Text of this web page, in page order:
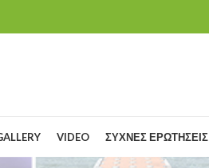
VIDEO ΣΥΧΝΕΣ ΕΡΩΤΗΣΕΙΣ